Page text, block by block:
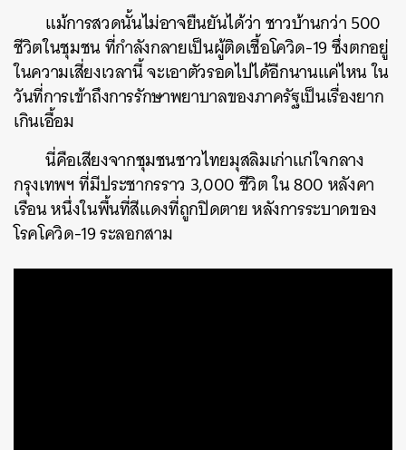
แม้การสวดนั้นไม่อาจยืนยันได้ว่า ชาวบ้านกว่า 500
ชีวิตในชุมชน ที่กำลังกลายเป็นผู้ติดเชื้อโควิด-19 ซึ่งตกอยู่
ในความเสี่ยงเวลานี้ จะเอาตัวรอดไปได้อีกนานแค่ไหน ใน
วันที่การเข้าถึงการรักษาพยาบาลของภาครัฐเป็นเรื่องยาก
เกินเอื้อม
นี่คือเสียงจากชุมชนชาวไทยมุสลิมเก่าแก่ใจกลาง
กรุงเทพฯ ที่มีประชากรราว 3,000 ชีวิต ใน 800 หลังคา
เรือน หนึ่งในพื้นที่สีแดงที่ถูกปิดตาย หลังการระบาดของ
โรคโควิด-19 ระลอกสาม